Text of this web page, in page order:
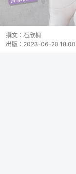
撰文： 石欣桐
出版： 2023-06-20 18:00